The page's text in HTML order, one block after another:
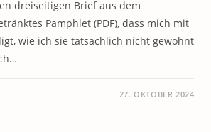
dreiseitigen Brief aus dem
Pamphlet (PDF), dass mich mit
wie ich sie tatsächlich nicht gewohnt
27. OKTOBER 2024